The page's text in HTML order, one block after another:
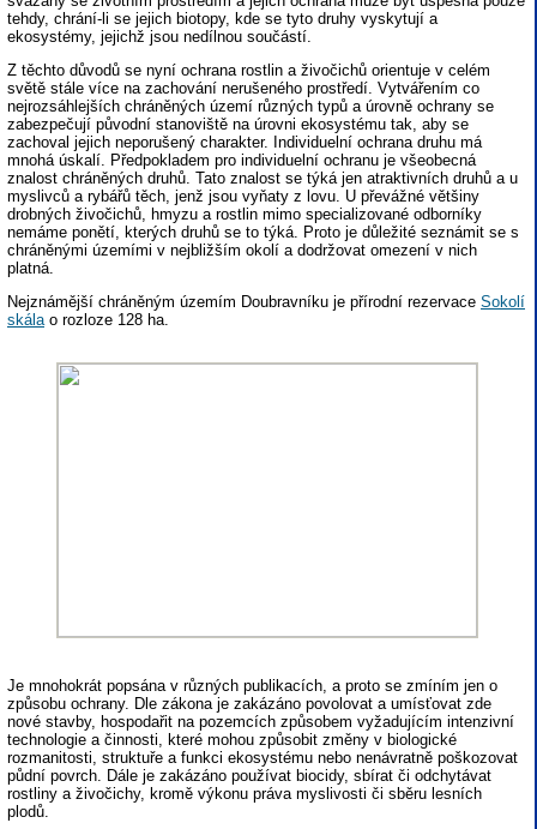
tehdy, chrání-li se jejich biotopy, kde se tyto druhy vyskytují a
ekosystémy, jejichž jsou nedílnou součástí.
Z těchto důvodů se nyní ochrana rostlin a živočichů orientuje v celém
světě stále více na zachování nerušeného prostředí. Vytvářením co
nejrozsáhlejších chráněných území různých typů a úrovně ochrany se
zabezpečují původní stanoviště na úrovni ekosystému tak, aby se
zachoval jejich neporušený charakter. Individuelní ochrana druhu má
mnohá úskalí. Předpokladem pro individuelní ochranu je všeobecná
znalost chráněných druhů. Tato znalost se týká jen atraktivních druhů a u
myslivců a rybářů těch, jenž jsou vyňaty z lovu. U převážné většiny
drobných živočichů, hmyzu a rostlin mimo specializované odborníky
nemáme ponětí, kterých druhů se to týká. Proto je důležité seznámit se s
chráněnými územími v nejbližším okolí a dodržovat omezení v nich
platná.
Nejznámější chráněným územím Doubravníku je přírodní rezervace Sokolí
skálao rozloze 128 ha.
Je mnohokrát popsána v různých publikacích, a proto se zmíním jen o
způsobu ochrany. Dle zákona je zakázáno povolovat a umísťovat zde
nové stavby, hospodařit na pozemcích způsobem vyžadujícím intenzivní
technologie a činnosti, které mohou způsobit změny v biologické
rozmanitosti, struktuře a funkci ekosystému nebo nenávratně poškozovat
půdní povrch. Dále je zakázáno používat biocidy, sbírat či odchytávat
rostliny a živočichy, kromě výkonu práva myslivosti či sběru lesních
plodů.